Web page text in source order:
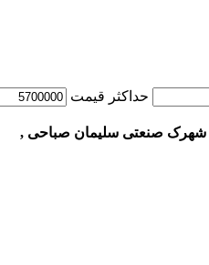
حداكثر قيمت
, شهرک صنعتی سلیمان صباحی ,